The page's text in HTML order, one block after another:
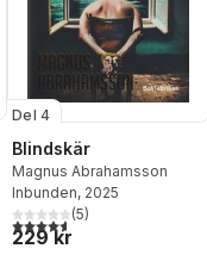
röster:
Del 4
Blindskär
Magnus Abrahamsson
Inbunden, 2025
4,6utav 5 stjärnor. Totalt
(5)
229 kr